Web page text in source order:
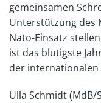
gemeinsamen
Unterstützung des
Nato-Einsatz
ist das blutigste
der internationalen
Ulla Schmidt